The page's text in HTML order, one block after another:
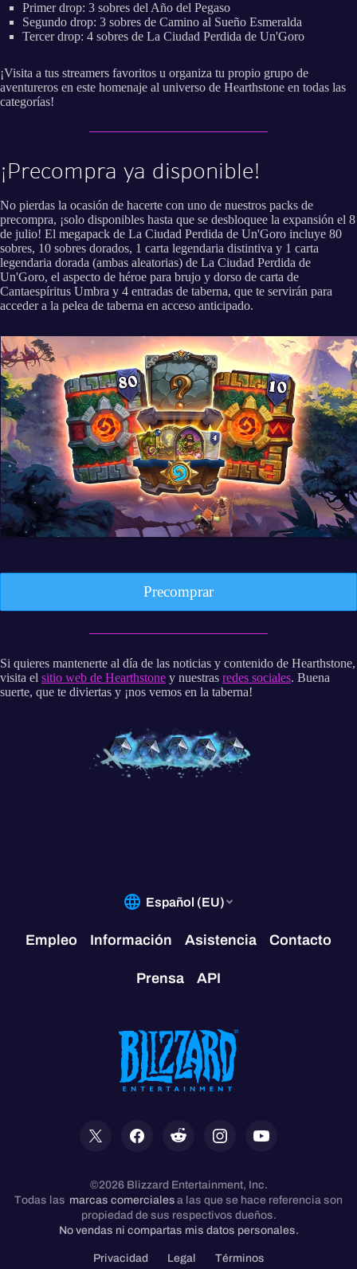
Primer drop: 3 sobres del Año del Pegaso
Segundo drop: 3 sobres de Camino al Sueño Esmeralda
Tercer drop: 4 sobres de La Ciudad Perdida de Un'Goro
¡Visita a tus streamers favoritos u organiza tu propio grupo de
aventureros en este homenaje al universo de Hearthstone en todas las
categorías!
¡Precompra ya disponible!
No pierdas la ocasión de hacerte con uno de nuestros packs de
precompra, ¡solo disponibles hasta que se desbloquee la expansión el 8
de julio! El megapack de La Ciudad Perdida de Un'Goro incluye 80
sobres, 10 sobres dorados, 1 carta legendaria distintiva y 1 carta
legendaria dorada (ambas aleatorias) de La Ciudad Perdida de
Un'Goro, el aspecto de héroe para brujo y dorso de carta de
Cantaespíritus Umbra y 4 entradas de taberna, que te servirán para
acceder a la pelea de taberna en acceso anticipado.
Precomprar
Si quieres mantenerte al día de las noticias y contenido de Hearthstone,
visita el sitio web de Hearthstone y nuestras redes sociales. Buena
suerte, que te diviertas y ¡nos vemos en la taberna!